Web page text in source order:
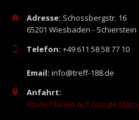
Adresse: Schossbergstr. 16
65201 Wiesbaden - Schierstein
Telefon: +49 611 58 58 77 10
Email: info@treff-188.de
Anfahrt:
Route Planen auf Google Maps